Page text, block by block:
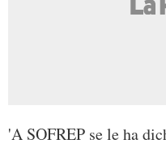
'A SOFREP se le ha